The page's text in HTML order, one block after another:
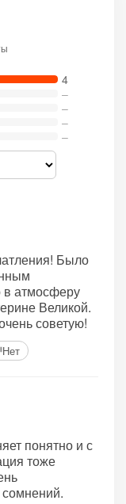
4
–
–
–
–
Было
атмосферу
Великой.
советую!
Нет
понятно и с
тоже